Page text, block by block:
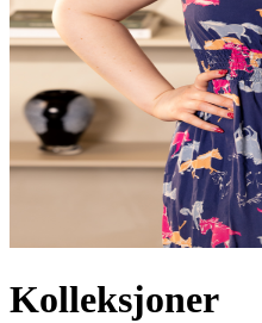
Kolleksjoner